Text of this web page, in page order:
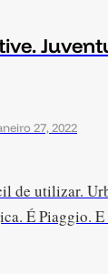
27, 2022
de utilizar.
É Piaggio. E